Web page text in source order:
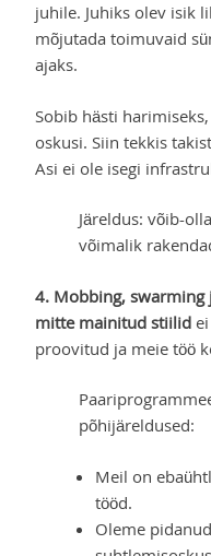
juhile. Juhiks olev isik
mõjutada toimuvaid
ajaks.
Sobib hästi
oskusi. Siin tekkis
Asi ei ole isegi
Järeldus: võib-
võimalik
4. Mobbing,
mitte mainitud stiilid
proovitud ja meie töö
põhijäreldused:
Meil on
tööd.
Oleme